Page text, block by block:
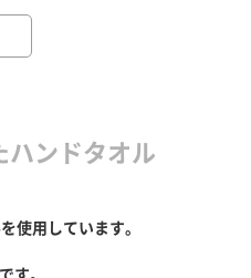
ンドタオル
使用しています。
す。